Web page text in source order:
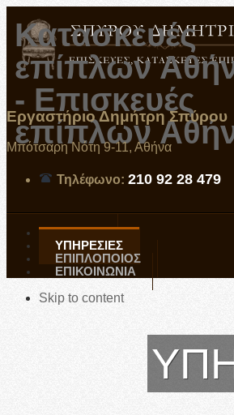
Κατασκευές
επίπλων
- Επισκευές
επίπλων
Εργαστήριο Δημήτρη Σπύρου
Μπότσαρη Νότη 9-11, Αθήνα
Τηλέφωνο: 210 92 28 479
ΑΡΧΙΚΗ
ΥΠΗΡΕΣΙΕΣ
ΕΠΙΠΛΟΠΟΙΟΣ
ΕΠΙΚΟΙΝΩΝΙΑ
Skip to content